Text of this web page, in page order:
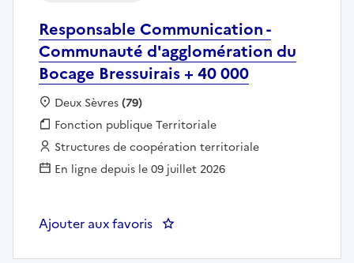
Responsable Communication -
Communauté d'agglomération du
Bocage Bressuirais + 40 000
Localisation :
Deux Sèvres(79)
Fonction publique :
Fonction publique Territoriale
Employeur :
Structures de coopération territoriale
En ligne depuis le 09 juillet 2026
Ajouter aux favoris : Responsable Communication